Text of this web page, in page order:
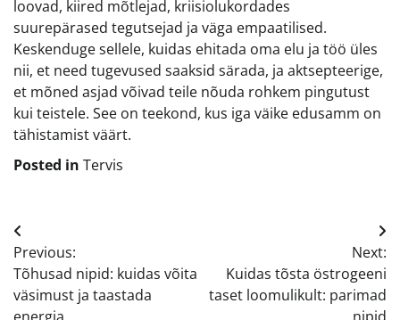
loovad, kiired mõtlejad, kriisiolukordades
suurepärased tegutsejad ja väga empaatilised.
Keskenduge sellele, kuidas ehitada oma elu ja töö üles
nii, et need tugevused saaksid särada, ja aktsepteerige,
et mõned asjad võivad teile nõuda rohkem pingutust
kui teistele. See on teekond, kus iga väike edusamm on
tähistamist väärt.
Posted in Tervis
Navigeerimine
Previous:
Tõhusad nipid: kuidas võita
väsimust ja taastada
Next:
Kuidas tõsta östrogeeni
taset loomulikult: parimad